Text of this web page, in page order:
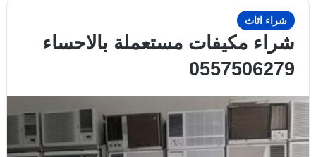
شراء اثاث
شراء مكيفات مستعملة بالاحساء
0557506279